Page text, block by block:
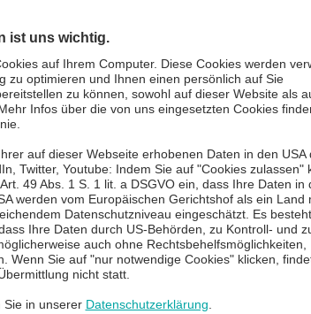
Fertigung erhebliche Fortschritte
und können komplexe Aufgaben
Automatisierung und Effizienz.